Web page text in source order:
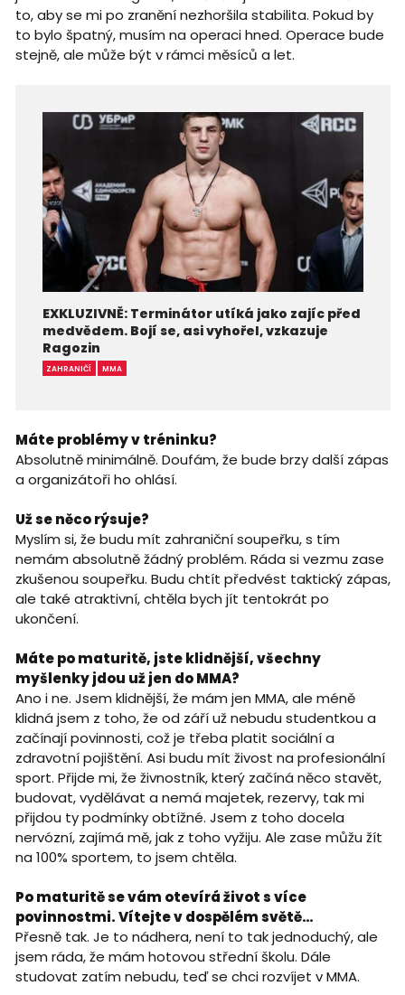
to, aby se mi po zranění nezhoršila stabilita. Pokud by
to bylo špatný, musím na operaci hned. Operace bude
stejně, ale může být v rámci měsíců a let.
EXKLUZIVNĚ: Terminátor utíká jako zajíc před
medvědem. Bojí se, asi vyhořel, vzkazuje
Ragozin
ZAHRANIČÍ MMA
Máte problémy v tréninku?
Absolutně minimálně. Doufám, že bude brzy další zápas
a organizátoři ho ohlásí.
Už se něco rýsuje?
Myslím si, že budu mít zahraniční soupeřku, s tím
nemám absolutně žádný problém. Ráda si vezmu zase
zkušenou soupeřku. Budu chtít předvést taktický zápas,
ale také atraktivní, chtěla bych jít tentokrát po
ukončení.
Máte po maturitě, jste klidnější, všechny
myšlenky jdou už jen do MMA?
Ano i ne. Jsem klidnější, že mám jen MMA, ale méně
klidná jsem z toho, že od září už nebudu studentkou a
začínají povinnosti, což je třeba platit sociální a
zdravotní pojištění. Asi budu mít živost na profesionální
sport. Přijde mi, že živnostník, který začíná něco stavět,
budovat, vydělávat a nemá majetek, rezervy, tak mi
přijdou ty podmínky obtížné. Jsem z toho docela
nervózní, zajímá mě, jak z toho vyžiju. Ale zase můžu žít
na 100% sportem, to jsem chtěla.
Po maturitě se vám otevírá život s více
povinnostmi. Vítejte v dospělém světě…
Přesně tak. Je to nádhera, není to tak jednoduchý, ale
jsem ráda, že mám hotovou střední školu. Dále
studovat zatím nebudu, teď se chci rozvíjet v MMA.